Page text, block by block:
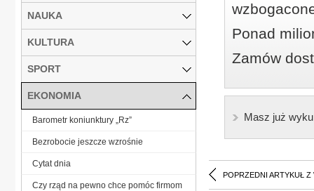
Ponad
Zamów
Masz już
POPRZEDNI ARTYKUŁ Z
NAUKA
KULTURA
SPORT
EKONOMIA
Barometr koniunktury „Rz”
Bezrobocie jeszcze wzrośnie
Cytat dnia
Czy rząd na pewno chce pomóc firmom